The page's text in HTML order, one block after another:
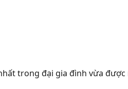
trong đại gia đình vừa được